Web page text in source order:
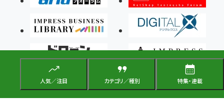
人気／注目 カテゴリ／種別 特集・連載